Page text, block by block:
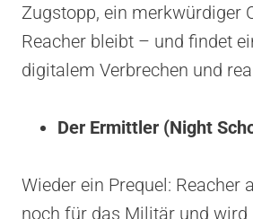
Zugstopp, ein merkwürdiger
Reacher bleibt – und findet
digitalem Verbrechen und
Der Ermittler (Night
Wieder ein Prequel: Reacher
noch für das Militär und wird